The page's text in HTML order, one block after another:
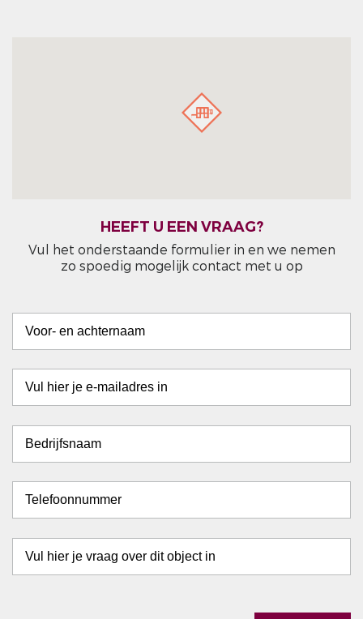
HEEFT U EEN VRAAG?
Vul het onderstaande formulier in en we nemen
zo spoedig mogelijk contact met u op